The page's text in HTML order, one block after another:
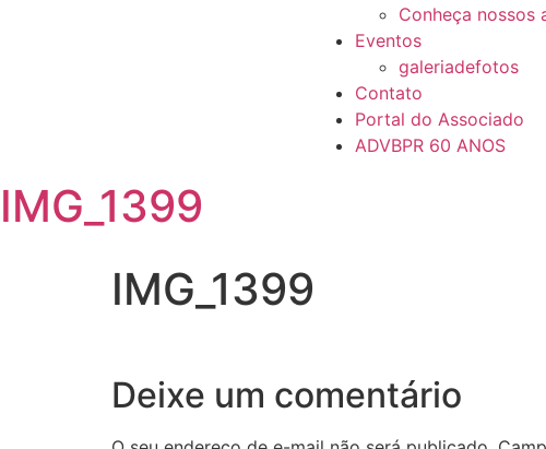
Conheça nossos
Eventos
galeriadefotos
Contato
Portal do Associado
ADVBPR 60 ANOS
IMG_1399
IMG_1399
Deixe um comentário